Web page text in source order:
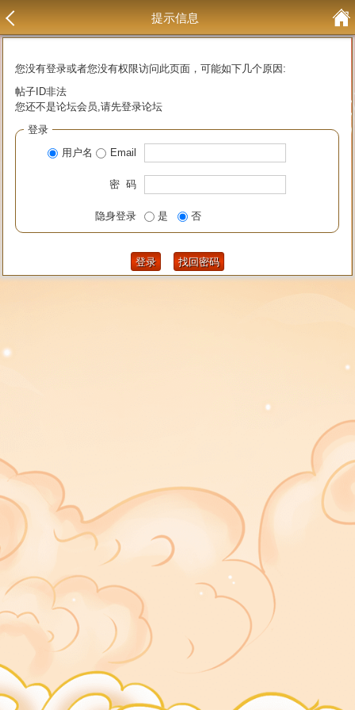
提示信息
您没有登录或者您没有权限访问此页面，可能如下几个原因:
帖子ID非法
您还不是论坛会员,请先登录论坛
登录
用户名
Email
密 码
隐身登录 是 否